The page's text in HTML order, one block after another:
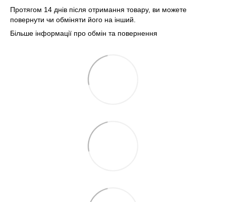
Протягом 14 днів після отримання товару, ви можете
повернути чи обміняти його на інший.
Більше інформації про обмін та повернення